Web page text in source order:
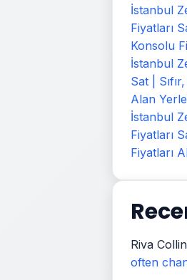
İstanbul
Fiyatları
Konsolu
İstanbul
Sat |
Alan
İstanbul
Fiyatları
Fiyatları
Riva
often